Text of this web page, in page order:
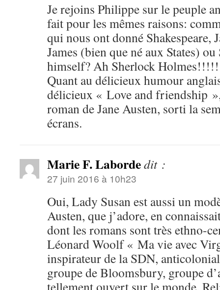
Je rejoins Philippe sur le peuple
fait pour les mêmes raisons:
qui nous ont donné Shakespeare,
James (bien que né aux States)
himself? Ah Sherlock Holmes!!!!!
Quant au délicieux humour
délicieux « Love and friendship
roman de Jane Austen, sorti la
écrans.
Marie F. Labordedit :
27 juin 2016 à 10h23
Oui, Lady Susan est aussi un
Austen, que j’adore, en
dont les romans sont très ethno-
Léonard Woolf « Ma vie avec
inspirateur de la SDN,
groupe de Bloomsbury, groupe
tellement ouvert sur le monde.